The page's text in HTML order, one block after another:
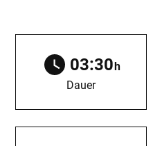
03:30h
Dauer